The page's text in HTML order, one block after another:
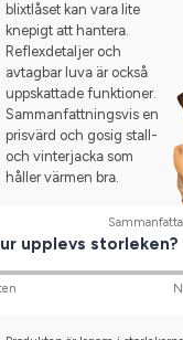
blixtlåset kan vara lite
knepigt att hantera.
Reflexdetaljer och
avtagbar luva är också
uppskattade funktioner.
Sammanfattningsvis en
prisvärd och gosig stall-
och vinterjacka som
håller värmen bra.
upplevs storleken?